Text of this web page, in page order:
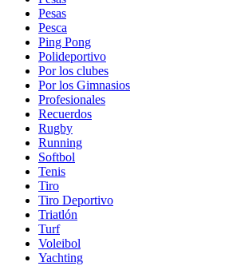
Pesas
Pesca
Ping Pong
Polideportivo
Por los clubes
Por los Gimnasios
Profesionales
Recuerdos
Rugby
Running
Softbol
Tenis
Tiro
Tiro Deportivo
Triatlón
Turf
Voleibol
Yachting